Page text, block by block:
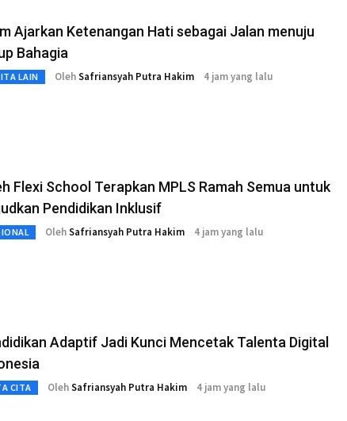
Ajarkan Ketenangan Hati sebagai Jalan menuju
Bahagia
LAIN OlehSafriansyah Putra Hakim 4 jam yang lalu
Flexi School Terapkan MPLS Ramah Semua untuk
Pendidikan Inklusif
OlehSafriansyah Putra Hakim 4 jam yang lalu
Adaptif Jadi Kunci Mencetak Talenta Digital
CITA OlehSafriansyah Putra Hakim 4 jam yang lalu